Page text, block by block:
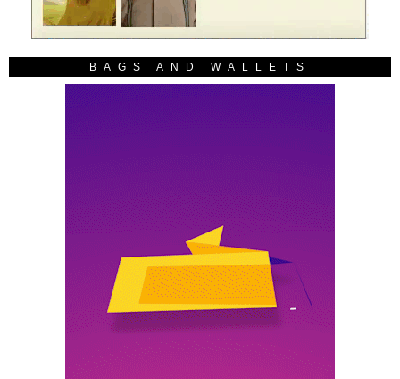
BAGS AND WALLETS